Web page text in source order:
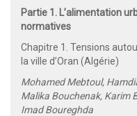
Partie 1. L’alimentation
normatives
Chapitre 1. Tensions
la ville d’Oran (Algérie)
Mohamed Mebtoul,
Malika Bouchenak, Karim
Imad Boureghda